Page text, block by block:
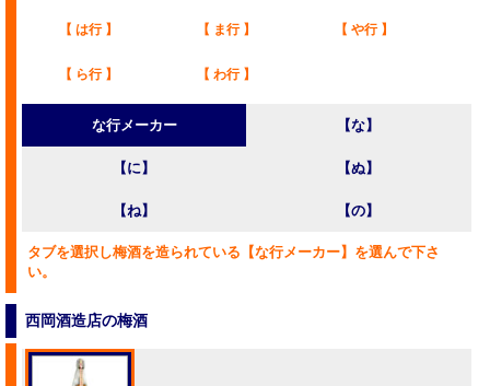
【 は行 】 【 ま行 】 【 や行 】
【 ら行 】 【 わ行 】
な行メーカー 【な】
【に】 【ぬ】
【ね】 【の】
タブを選択し梅酒を造られている【な行メーカー】を選んで下さ
い。
西岡酒造店の梅酒